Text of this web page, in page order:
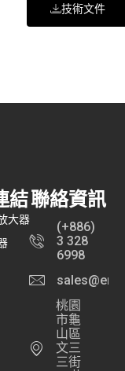
技術文件
結
大器
聯絡資訊
(+886)
3 328
6998
桃園
市龜
山區
文三
三街